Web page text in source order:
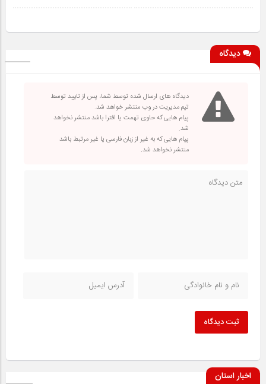
دیدگاه
دیدگاه های ارسال شده توسط شما، پس از تایید توسط
تیم مدیریت در وب منتشر خواهد شد.
پیام هایی که حاوی تهمت یا افترا باشد منتشر نخواهد
شد.
پیام هایی که به غیر از زبان فارسی یا غیر مرتبط باشد
منتشر نخواهد شد.
ثبت دیدگاه
اخبار استان